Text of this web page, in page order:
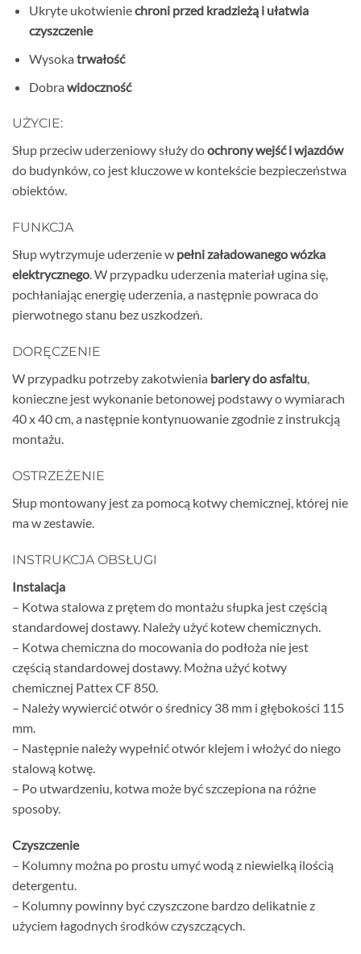
Ukryte ukotwieniechroni przed kradzieżą i ułatwia
czyszczenie
Wysoka trwałość
Dobra widoczność
UŻYCIE:
Słup przeciw uderzeniowy służy doochrony wejść i wjazdów
do budynków, co jest kluczowe w kontekście bezpieczeństwa
obiektów.
FUNKCJA
Słup wytrzymuje uderzenie w pełni załadowanego wózka
elektrycznego. W przypadku uderzenia materiał ugina się,
pochłaniając energię uderzenia, a następnie powraca do
pierwotnego stanu bez uszkodzeń.
DORĘCZENIE
W przypadku potrzeby zakotwienia bariery do asfaltu,
konieczne jest wykonanie betonowej podstawy o wymiarach
40 x 40 cm, a następnie kontynuowanie zgodnie z instrukcją
montażu.
OSTRZEŻENIE
Słup montowany jest za pomocą kotwy chemicznej, której nie
ma w zestawie.
INSTRUKCJA OBSŁUGI
Instalacja
– Kotwa stalowa z prętem do montażu słupka jest częścią
standardowej dostawy. Należy użyć kotew chemicznych.
– Kotwa chemiczna do mocowania do podłoża nie jest
częścią standardowej dostawy. Można użyć kotwy
chemicznej Pattex CF 850.
– Należy wywiercić otwór o średnicy 38 mm i głębokości 115
mm.
– Następnie należy wypełnić otwór klejem i włożyć do niego
stalową kotwę.
– Po utwardzeniu, kotwa może być szczepiona na różne
sposoby.
Czyszczenie
– Kolumny można po prostu umyć wodą z niewielką ilością
detergentu.
– Kolumny powinny być czyszczone bardzo delikatnie z
użyciem łagodnych środków czyszczących.